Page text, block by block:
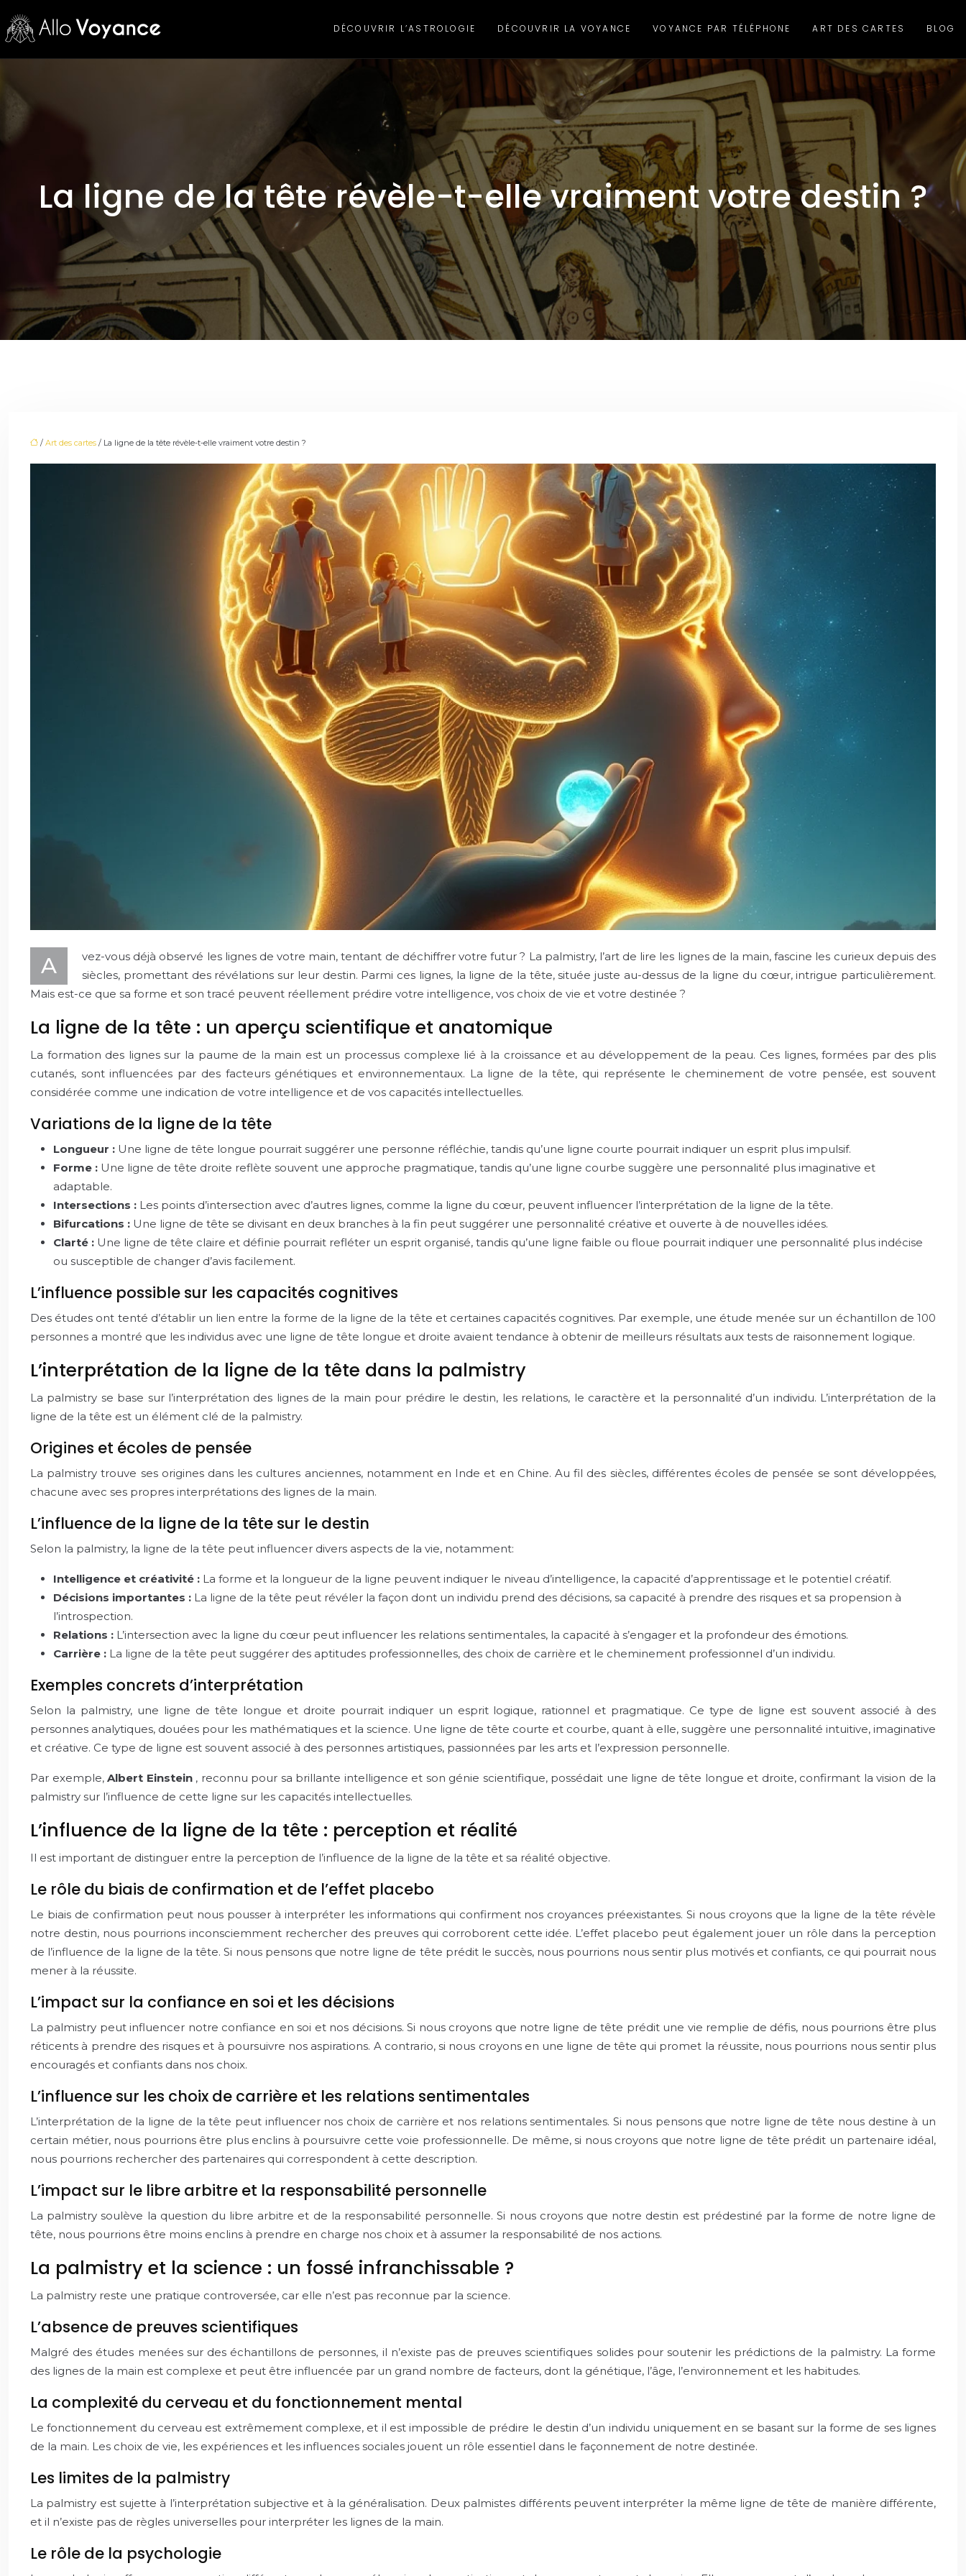
DÉCOUVRIR L’ASTROLOGIE DÉCOUVRIR LA VOYANCE VOYANCE PAR TÉLÉPHONE ART DES CARTES BLOG
La ligne de la tête révèle-t-elle vraiment votre destin ?
/ Art des cartes / La ligne de la tête révèle-t-elle vraiment votre destin ?
A
vez-vous déjà observé les lignes de votre main, tentant de déchiffrer votre futur ? La palmistry, l’art de lire les lignes de la main, fascine les curieux depuis des
siècles, promettant des révélations sur leur destin. Parmi ces lignes, la ligne de la tête, située juste au-dessus de la ligne du cœur, intrigue particulièrement.
Mais est-ce que sa forme et son tracé peuvent réellement prédire votre intelligence, vos choix de vie et votre destinée ?
La ligne de la tête : un aperçu scientifique et anatomique
La formation des lignes sur la paume de la main est un processus complexe lié à la croissance et au développement de la peau. Ces lignes, formées par des plis
cutanés, sont influencées par des facteurs génétiques et environnementaux. La ligne de la tête, qui représente le cheminement de votre pensée, est souvent
considérée comme une indication de votre intelligence et de vos capacités intellectuelles.
Variations de la ligne de la tête
Longueur : Une ligne de tête longue pourrait suggérer une personne réfléchie, tandis qu’une ligne courte pourrait indiquer un esprit plus impulsif.
Forme : Une ligne de tête droite reflète souvent une approche pragmatique, tandis qu’une ligne courbe suggère une personnalité plus imaginative et
adaptable.
Intersections : Les points d’intersection avec d’autres lignes, comme la ligne du cœur, peuvent influencer l’interprétation de la ligne de la tête.
Bifurcations : Une ligne de tête se divisant en deux branches à la fin peut suggérer une personnalité créative et ouverte à de nouvelles idées.
Clarté : Une ligne de tête claire et définie pourrait refléter un esprit organisé, tandis qu’une ligne faible ou floue pourrait indiquer une personnalité plus indécise
ou susceptible de changer d’avis facilement.
L’influence possible sur les capacités cognitives
Des études ont tenté d’établir un lien entre la forme de la ligne de la tête et certaines capacités cognitives. Par exemple, une étude menée sur un échantillon de 100
personnes a montré que les individus avec une ligne de tête longue et droite avaient tendance à obtenir de meilleurs résultats aux tests de raisonnement logique.
L’interprétation de la ligne de la tête dans la palmistry
La palmistry se base sur l’interprétation des lignes de la main pour prédire le destin, les relations, le caractère et la personnalité d’un individu. L’interprétation de la
ligne de la tête est un élément clé de la palmistry.
Origines et écoles de pensée
La palmistry trouve ses origines dans les cultures anciennes, notamment en Inde et en Chine. Au fil des siècles, différentes écoles de pensée se sont développées,
chacune avec ses propres interprétations des lignes de la main.
L’influence de la ligne de la tête sur le destin
Selon la palmistry, la ligne de la tête peut influencer divers aspects de la vie, notamment:
Intelligence et créativité : La forme et la longueur de la ligne peuvent indiquer le niveau d’intelligence, la capacité d’apprentissage et le potentiel créatif.
Décisions importantes : La ligne de la tête peut révéler la façon dont un individu prend des décisions, sa capacité à prendre des risques et sa propension à
l’introspection.
Relations : L’intersection avec la ligne du cœur peut influencer les relations sentimentales, la capacité à s’engager et la profondeur des émotions.
Carrière : La ligne de la tête peut suggérer des aptitudes professionnelles, des choix de carrière et le cheminement professionnel d’un individu.
Exemples concrets d’interprétation
Selon la palmistry, une ligne de tête longue et droite pourrait indiquer un esprit logique, rationnel et pragmatique. Ce type de ligne est souvent associé à des
personnes analytiques, douées pour les mathématiques et la science. Une ligne de tête courte et courbe, quant à elle, suggère une personnalité intuitive, imaginative
et créative. Ce type de ligne est souvent associé à des personnes artistiques, passionnées par les arts et l’expression personnelle.
Par exemple, Albert Einstein , reconnu pour sa brillante intelligence et son génie scientifique, possédait une ligne de tête longue et droite, confirmant la vision de la
palmistry sur l’influence de cette ligne sur les capacités intellectuelles.
L’influence de la ligne de la tête : perception et réalité
Il est important de distinguer entre la perception de l’influence de la ligne de la tête et sa réalité objective.
Le rôle du biais de confirmation et de l’effet placebo
Le biais de confirmation peut nous pousser à interpréter les informations qui confirment nos croyances préexistantes. Si nous croyons que la ligne de la tête révèle
notre destin, nous pourrions inconsciemment rechercher des preuves qui corroborent cette idée. L’effet placebo peut également jouer un rôle dans la perception
de l’influence de la ligne de la tête. Si nous pensons que notre ligne de tête prédit le succès, nous pourrions nous sentir plus motivés et confiants, ce qui pourrait nous
mener à la réussite.
L’impact sur la confiance en soi et les décisions
La palmistry peut influencer notre confiance en soi et nos décisions. Si nous croyons que notre ligne de tête prédit une vie remplie de défis, nous pourrions être plus
réticents à prendre des risques et à poursuivre nos aspirations. A contrario, si nous croyons en une ligne de tête qui promet la réussite, nous pourrions nous sentir plus
encouragés et confiants dans nos choix.
L’influence sur les choix de carrière et les relations sentimentales
L’interprétation de la ligne de la tête peut influencer nos choix de carrière et nos relations sentimentales. Si nous pensons que notre ligne de tête nous destine à un
certain métier, nous pourrions être plus enclins à poursuivre cette voie professionnelle. De même, si nous croyons que notre ligne de tête prédit un partenaire idéal,
nous pourrions rechercher des partenaires qui correspondent à cette description.
L’impact sur le libre arbitre et la responsabilité personnelle
La palmistry soulève la question du libre arbitre et de la responsabilité personnelle. Si nous croyons que notre destin est prédestiné par la forme de notre ligne de
tête, nous pourrions être moins enclins à prendre en charge nos choix et à assumer la responsabilité de nos actions.
La palmistry et la science : un fossé infranchissable ?
La palmistry reste une pratique controversée, car elle n’est pas reconnue par la science.
L’absence de preuves scientifiques
Malgré des études menées sur des échantillons de personnes, il n’existe pas de preuves scientifiques solides pour soutenir les prédictions de la palmistry. La forme
des lignes de la main est complexe et peut être influencée par un grand nombre de facteurs, dont la génétique, l’âge, l’environnement et les habitudes.
La complexité du cerveau et du fonctionnement mental
Le fonctionnement du cerveau est extrêmement complexe, et il est impossible de prédire le destin d’un individu uniquement en se basant sur la forme de ses lignes
de la main. Les choix de vie, les expériences et les influences sociales jouent un rôle essentiel dans le façonnement de notre destinée.
Les limites de la palmistry
La palmistry est sujette à l’interprétation subjective et à la généralisation. Deux palmistes différents peuvent interpréter la même ligne de tête de manière différente,
et il n’existe pas de règles universelles pour interpréter les lignes de la main.
Le rôle de la psychologie